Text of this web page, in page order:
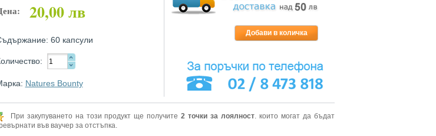
20,00 лв
60 капсули
Natures Bounty
При закупуването на този продукт ще получите2 точки за лоялност. които могат да бъдат
във ваучер за отстъпка.